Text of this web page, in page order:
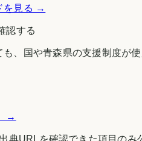
を見る →
認する
も、国や青森県の支援制度が
→
典URLを確認できた項目のみ